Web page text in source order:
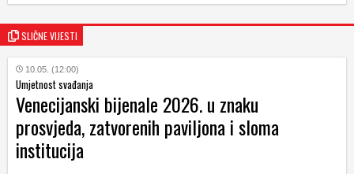
SLIČNE VIJESTI
10.05. (12:00)
Umjetnost svađanja
Venecijanski bijenale 2026. u znaku
prosvjeda, zatvorenih paviljona i sloma
institucija